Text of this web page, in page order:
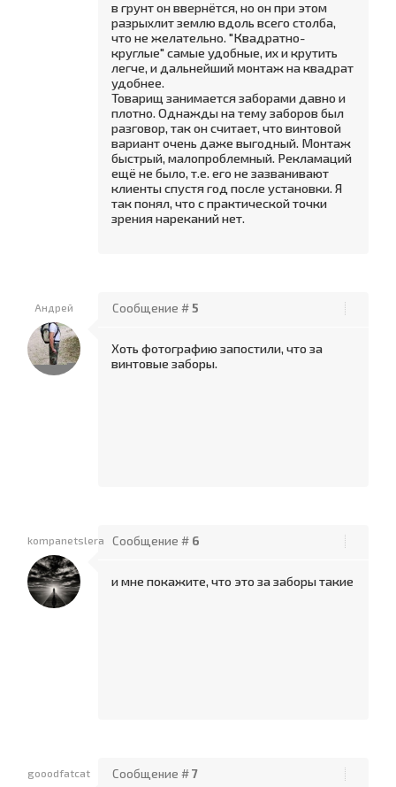
в грунт он ввернётся, но он при этом
разрыхлит землю вдоль всего столба,
что не желательно. "Квадратно-
круглые" самые удобные, их и крутить
легче, и дальнейший монтаж на квадрат
удобнее.
Товарищ занимается заборами давно и
плотно. Однажды на тему заборов был
разговор, так он считает, что винтовой
вариант очень даже выгодный. Монтаж
быстрый, малопроблемный. Рекламаций
ещё не было, т.е. его не зазванивают
клиенты спустя год после установки. Я
так понял, что с практической точки
зрения нареканий нет.
Андрей Сообщение #5
Хоть фотографию запостили, что за
винтовые заборы.
kompanetslera Сообщение # 6
и мне покажите, что это за заборы такие
gooodfatcat Сообщение #7